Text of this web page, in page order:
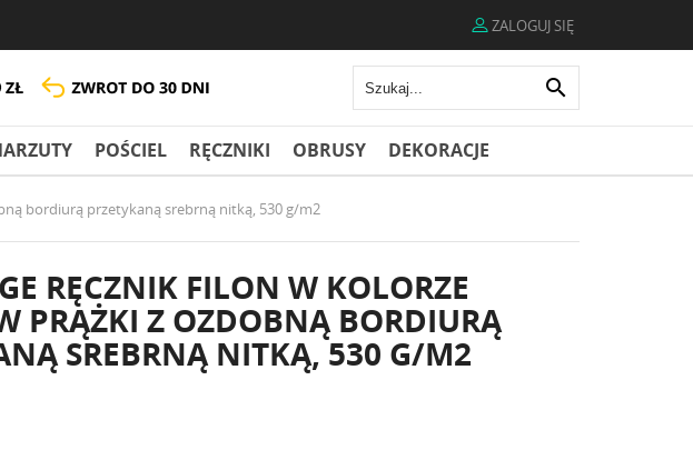
ZALOGUJ SIĘ

POŚCIEL RĘCZNIKI OBRUSY DEKORACJE
bordiurą przetykaną srebrną nitką, 530 g/m2
RĘCZNIK FILON W KOLORZE
PRĄŻKI Z OZDOBNĄ BORDIURĄ
SREBRNĄ NITKĄ, 530 G/M2